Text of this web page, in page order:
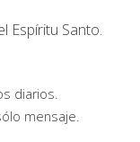
Espíritu Santo.
diarios.
mensaje.